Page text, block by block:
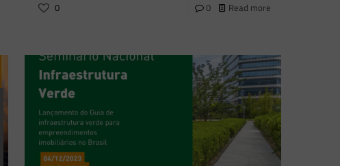
0 0 Read more